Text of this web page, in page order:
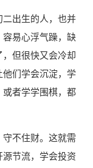
二出生的人，也并
易心浮气躁，缺
但很快又会冷却
们学会沉淀，学
者学学围棋，都
不住财。这就需
节流，学会投资